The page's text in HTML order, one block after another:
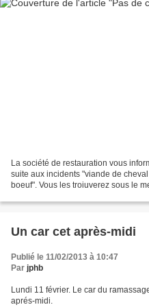
La société de restauration vous
suite aux incidents "viande de
boeuf". Vous les troiuverez sous le
Un car cet après-midi
Publié le 11/02/2013 à 10:47
Par jphb
Lundi 11 février. Le car du
aprés-midi.